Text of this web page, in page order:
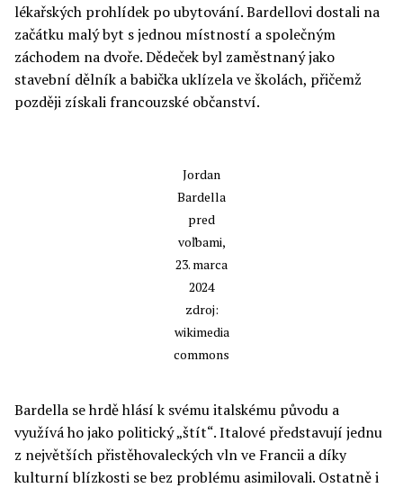
lékařských prohlídek po ubytování. Bardellovi dostali na
začátku malý byt s jednou místností a společným
záchodem na dvoře. Dědeček byl zaměstnaný jako
stavební dělník a babička uklízela ve školách, přičemž
později získali francouzské občanství.
Jordan
Bardella
pred
voľbami,
23. marca
2024
zdroj:
wikimedia
commons
Bardella se hrdě hlásí k svému italskému původu a
využívá ho jako politický „štít“. Italové představují jednu
z největších přistěhovaleckých vln ve Francii a díky
kulturní blízkosti se bez problému asimilovali. Ostatně i